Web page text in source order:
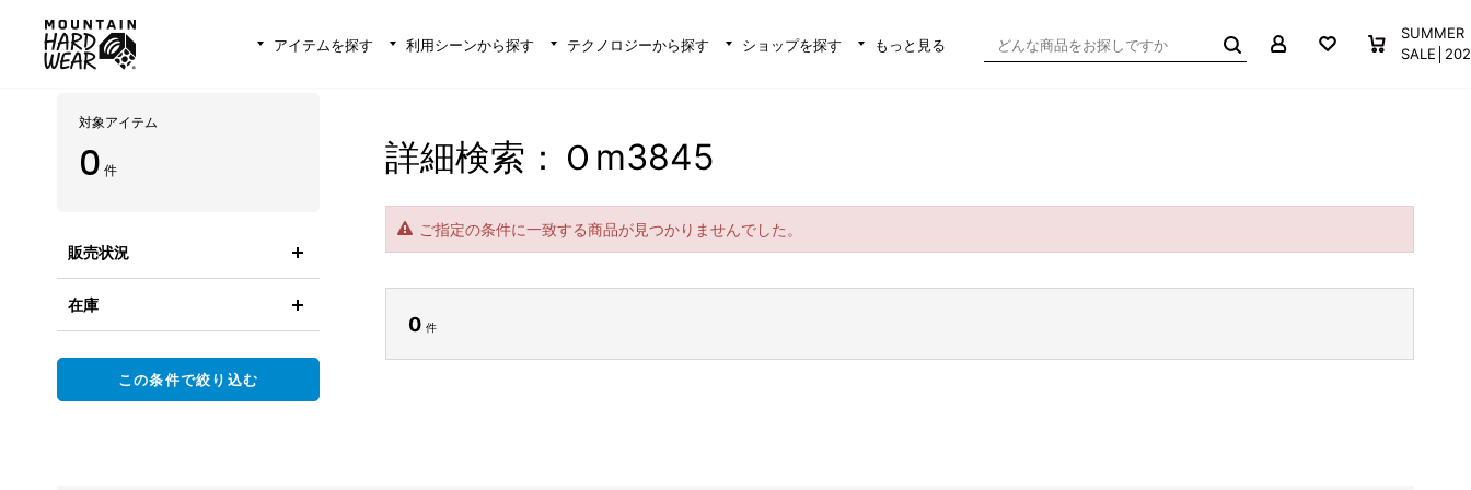
アイテムを探す 利用シーンから探す テクノロジーから探す ショップを探す もっと見る
お気に入り買い物か
SUMMER
対象アイテム
0 件
販売状況
在庫
この条件で絞り込む
詳細検索：Ｏm3845
ご指定の条件に一致する商品が見つかりませんでした。
0 件